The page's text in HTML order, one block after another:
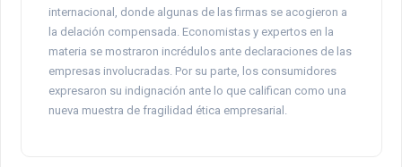
internacional, donde algunas de las firmas se acogieron a
la delación compensada. Economistas y expertos en la
materia se mostraron incrédulos ante declaraciones de las
empresas involucradas. Por su parte, los consumidores
expresaron su indignación ante lo que califican como una
nueva muestra de fragilidad ética empresarial.